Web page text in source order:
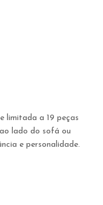
limitada a 19 peças
lado do sofá ou
e personalidade.